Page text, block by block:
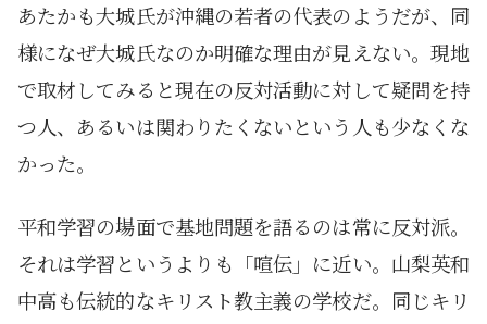
あたかも大城氏が沖縄の若者の代表のようだが、同
様になぜ大城氏なのか明確な理由が見えない。現地
で取材してみると現在の反対活動に対して疑問を持
つ人、あるいは関わりたくないという人も少なくな
かった。
平和学習の場面で基地問題を語るのは常に反対派。
それは学習というよりも「喧伝」に近い。山梨英和
中高も伝統的なキリスト教主義の学校だ。同じキリ